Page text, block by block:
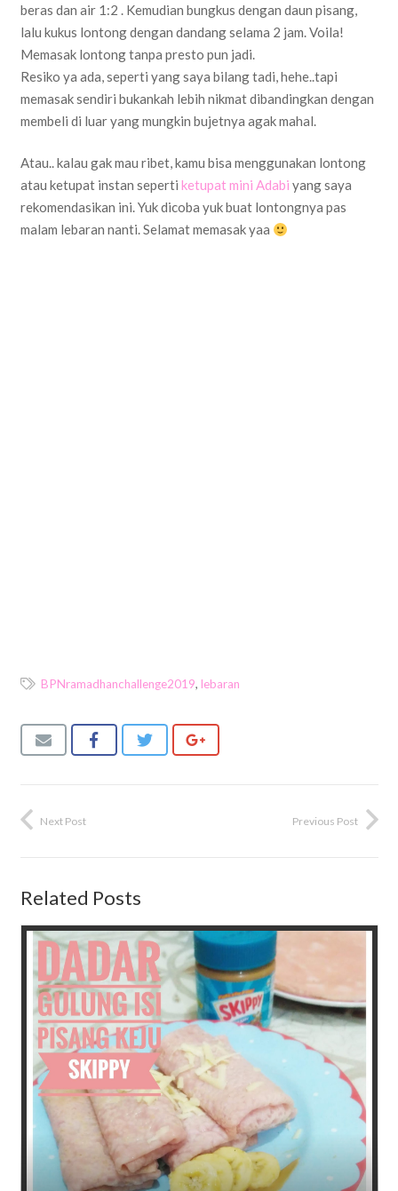
beras dan air 1:2 . Kemudian bungkus dengan daun pisang,
lalu kukus lontong dengan dandang selama 2 jam. Voila!
Memasak lontong tanpa presto pun jadi.
Resiko ya ada, seperti yang saya bilang tadi, hehe..tapi
memasak sendiri bukankah lebih nikmat dibandingkan dengan
membeli di luar yang mungkin bujetnya agak mahal.
Atau.. kalau gak mau ribet, kamu bisa menggunakan lontong
atau ketupat instan seperti ketupat mini Adabi yang saya
rekomendasikan ini. Yuk dicoba yuk buat lontongnya pas
malam lebaran nanti. Selamat memasak yaa
BPNramadhanchallenge2019, lebaran
Previous Post
Next Post
Related Posts